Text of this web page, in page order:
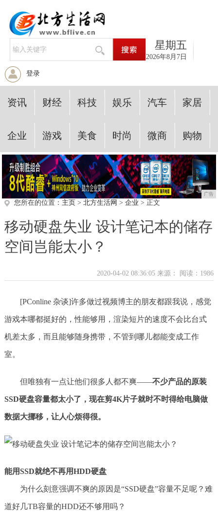
星期五
2026年8月7日
登录
资讯 财经 科技 娱乐 汽车 家居
企业 游戏 美食 时尚 微商 购物
广告
您所在的位置： 主页 > 北方生活网 > 企业 > 正文
移动硬盘失业 设计笔记本的储存
空间岂能太小？
2020-04-02 08:36:05 来源： 阅读：1986
[PConline 杂谈]许多做过视频博主的朋友都跟我说，感觉
游戏本哪都挺好的，性能够用，渲染短片的速度不会比台式
机差太多，而且能够随身携带，不管到哪儿都能变成工作
室。
但唯独有一点让他们很多人都不爽——不少产品的原装
SSD硬盘容量都太小了， 现在剪4K片子就时不时得给电脑做
数据大挪移， 让人心烦得很。
能用SSD就绝不再用HDD硬盘
为什么刻意强调不爽的原因是“SSD硬盘”容量不足呢？难
道好几TB容量的HDD还不够用吗？